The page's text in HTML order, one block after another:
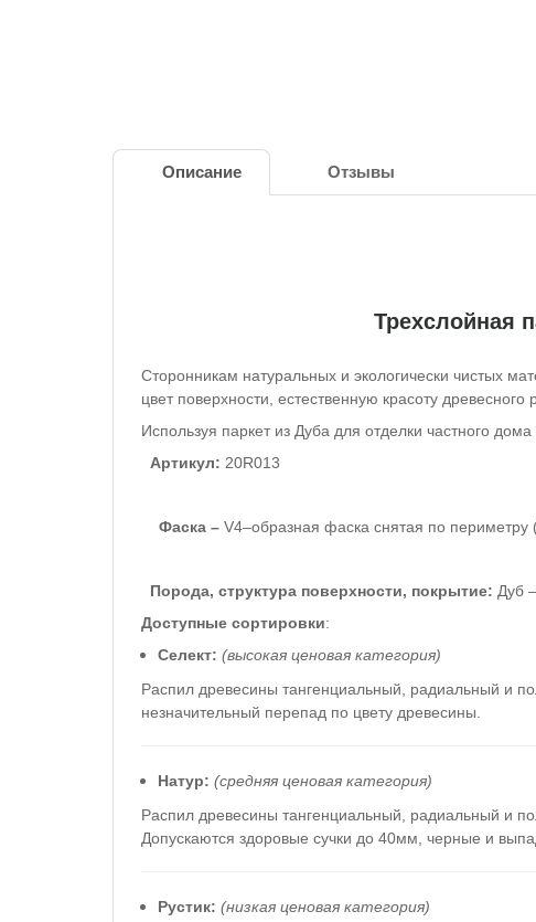
Описание Отзывы
Трехслойная
Сторонникам натуральных и экологически чистых
цвет поверхности, естественную красоту
Используя паркет из Дуба для отделки частного
Артикул: 20R013
Фаска – V4–образная фаска снятая по периметру
Порода, структура поверхности, покрытие: Дуб
Доступные сортировки:
Селект: (высокая ценовая категория)
Распил древесины тангенциальный, радиальный и
незначительный перепад по цвету древесины.
Натур: (средняя ценовая категория)
Распил древесины тангенциальный, радиальный и
Допускаются здоровые сучки до 40мм, черные и
Рустик: (низкая ценовая категория)